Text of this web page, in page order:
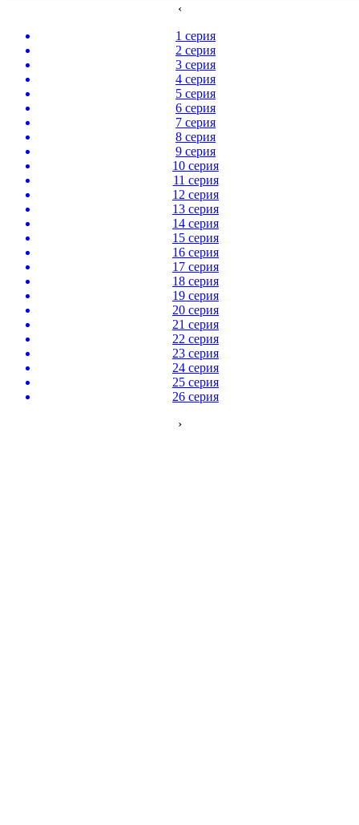
‹
1 серия
2 серия
3 серия
4 серия
5 серия
6 серия
7 серия
8 серия
9 серия
10 серия
11 серия
12 серия
13 серия
14 серия
15 серия
16 серия
17 серия
18 серия
19 серия
20 серия
21 серия
22 серия
23 серия
24 серия
25 серия
26 серия
›